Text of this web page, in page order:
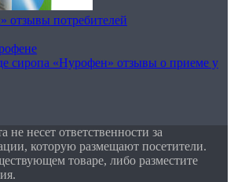
отзывы потребителей
сиропа «Нурофен» отзывы о приеме у
не несет ответственности за
которую размещают посетители.
товаре, либо разместите